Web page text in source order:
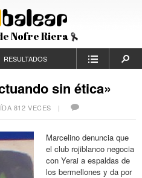
Nofre Riera
RESULTADOS
sin ética»
812 VECES |
Marcelino denuncia que
el club rojiblanco negocia
con Yerai a espaldas de
los bermellones y da por